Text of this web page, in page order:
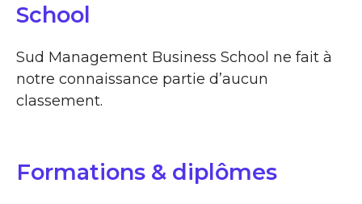
School
Sud Management Business School ne fait à
notre connaissance partie d’aucun
classement.
Formations & diplômes